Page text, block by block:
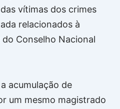
vítimas dos crimes
relacionados à
Conselho Nacional
acumulação de
um mesmo magistrado